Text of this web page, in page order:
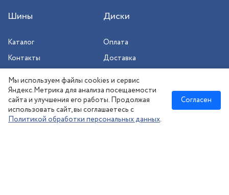
Шины Диски
Каталог
Контакты
Оплата
Доставка
Сезонное хранение
Новосибирск:
Мы используем файлы cookies и сервис
Яндекс.Метрика для анализа посещаемости
сайта и улучшения его работы. Продолжая
использовать сайт, вы соглашаетесь с
Политикой обработки персональных данных.
Согласен